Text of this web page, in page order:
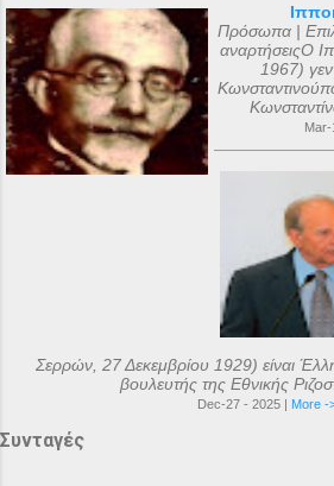
Πρόσωπα |
αναρτήσειςΟ
1967)
Mar-
Σερρών, 27 Δεκεμβρίου 1929) είναι
βουλευτής της Εθνικής
Dec-27 - 2025 | More -
Συνταγές